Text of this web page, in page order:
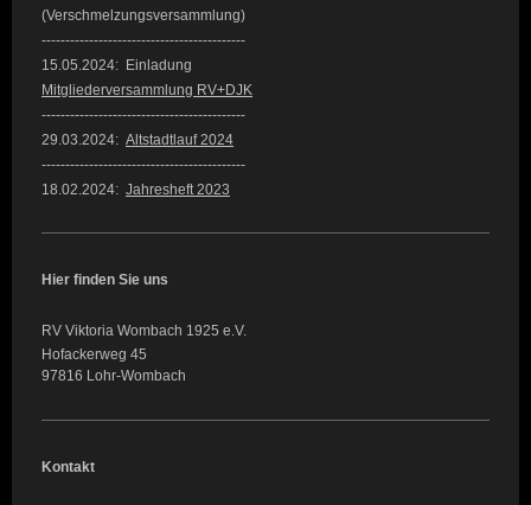
(Verschmelzungsversammlung)
-------------------------------------------
15.05.2024: Einladung
Mitgliederversammlung RV+DJK
-------------------------------------------
29.03.2024: Altstadtlauf 2024
-------------------------------------------
18.02.2024: Jahresheft 2023
Hier finden Sie uns
RV Viktoria Wombach 1925 e.V.
Hofackerweg 45
97816 Lohr-Wombach
Kontakt